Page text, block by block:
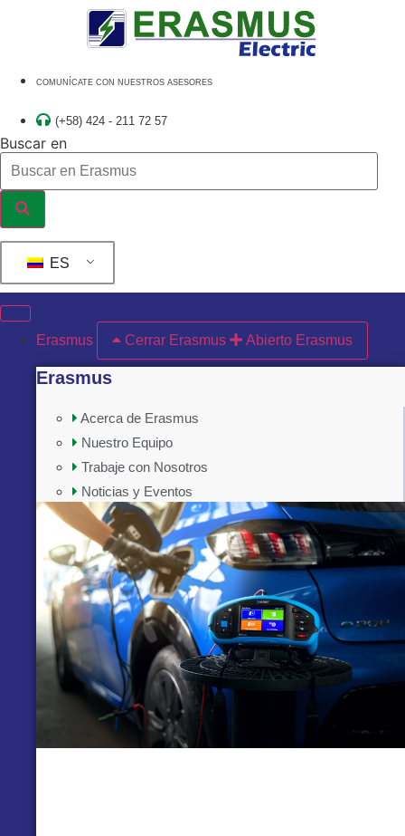
COMUNÍCATE CON NUESTROS ASESORES
(+58) 424 - 211 72 57
Buscar en
ES
Erasmus Cerrar Erasmus Abierto Erasmus
Erasmus
Acerca de Erasmus
Nuestro Equipo
Trabaje con Nosotros
Noticias y Eventos